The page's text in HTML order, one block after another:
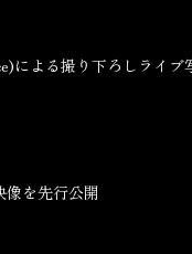
による撮り下ろしライブ
像を先行公開